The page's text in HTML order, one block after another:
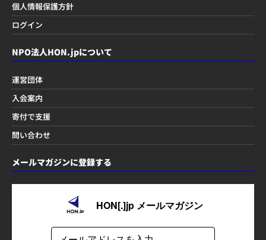
個人情報保護方針
ログイン
NPO法人HON.jpについて
運営団体
入会案内
寄付で支援
問い合わせ
メールマガジンに登録する